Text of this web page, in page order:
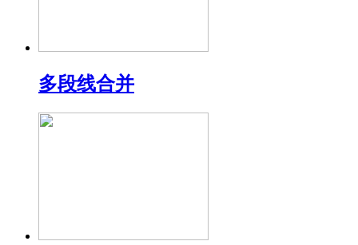
多段线合并